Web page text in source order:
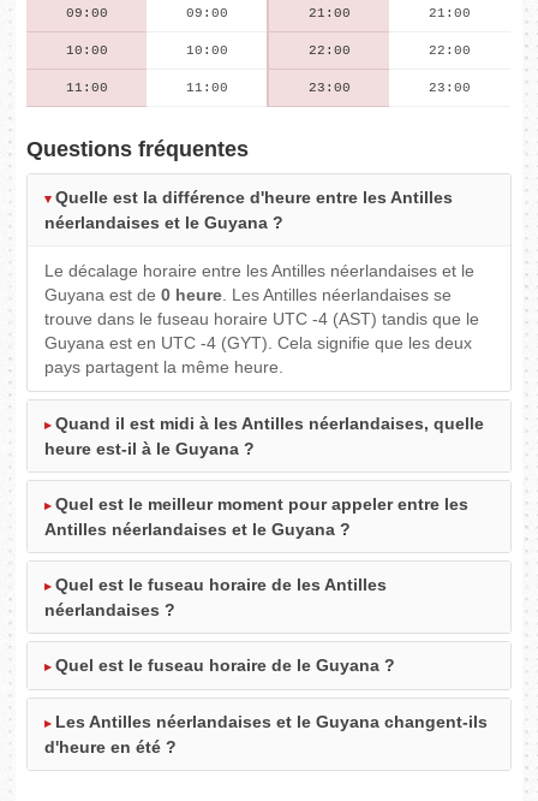
09:00 09:00 21:00 21:00
10:00 10:00 22:00 22:00
11:00 11:00 23:00 23:00
Questions fréquentes
Quelle est la différence d'heure entre les Antilles
néerlandaises et le Guyana ?
Le décalage horaire entre les Antilles néerlandaises et le
Guyana est de0 heure. Les Antilles néerlandaises se
trouve dans le fuseau horaire UTC -4 (AST) tandis que le
Guyana est en UTC -4 (GYT). Cela signifie que les deux
pays partagent la même heure.
Quand il est midi à les Antilles néerlandaises, quelle
heure est-il à le Guyana ?
Quel est le meilleur moment pour appeler entre les
Antilles néerlandaises et le Guyana ?
Quel est le fuseau horaire de les Antilles
néerlandaises ?
Quel est le fuseau horaire de le Guyana ?
Les Antilles néerlandaises et le Guyana changent-ils
d'heure en été ?